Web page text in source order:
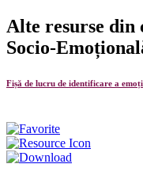
Alte resurse din
Socio-
Fișă de lucru de identificare a